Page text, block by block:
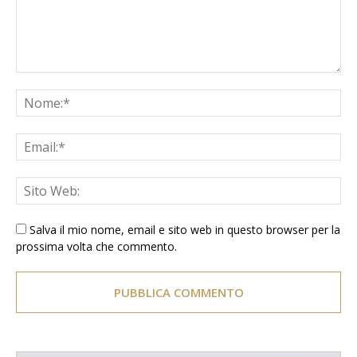
Salva il mio nome, email e sito web in questo browser per la
prossima volta che commento.